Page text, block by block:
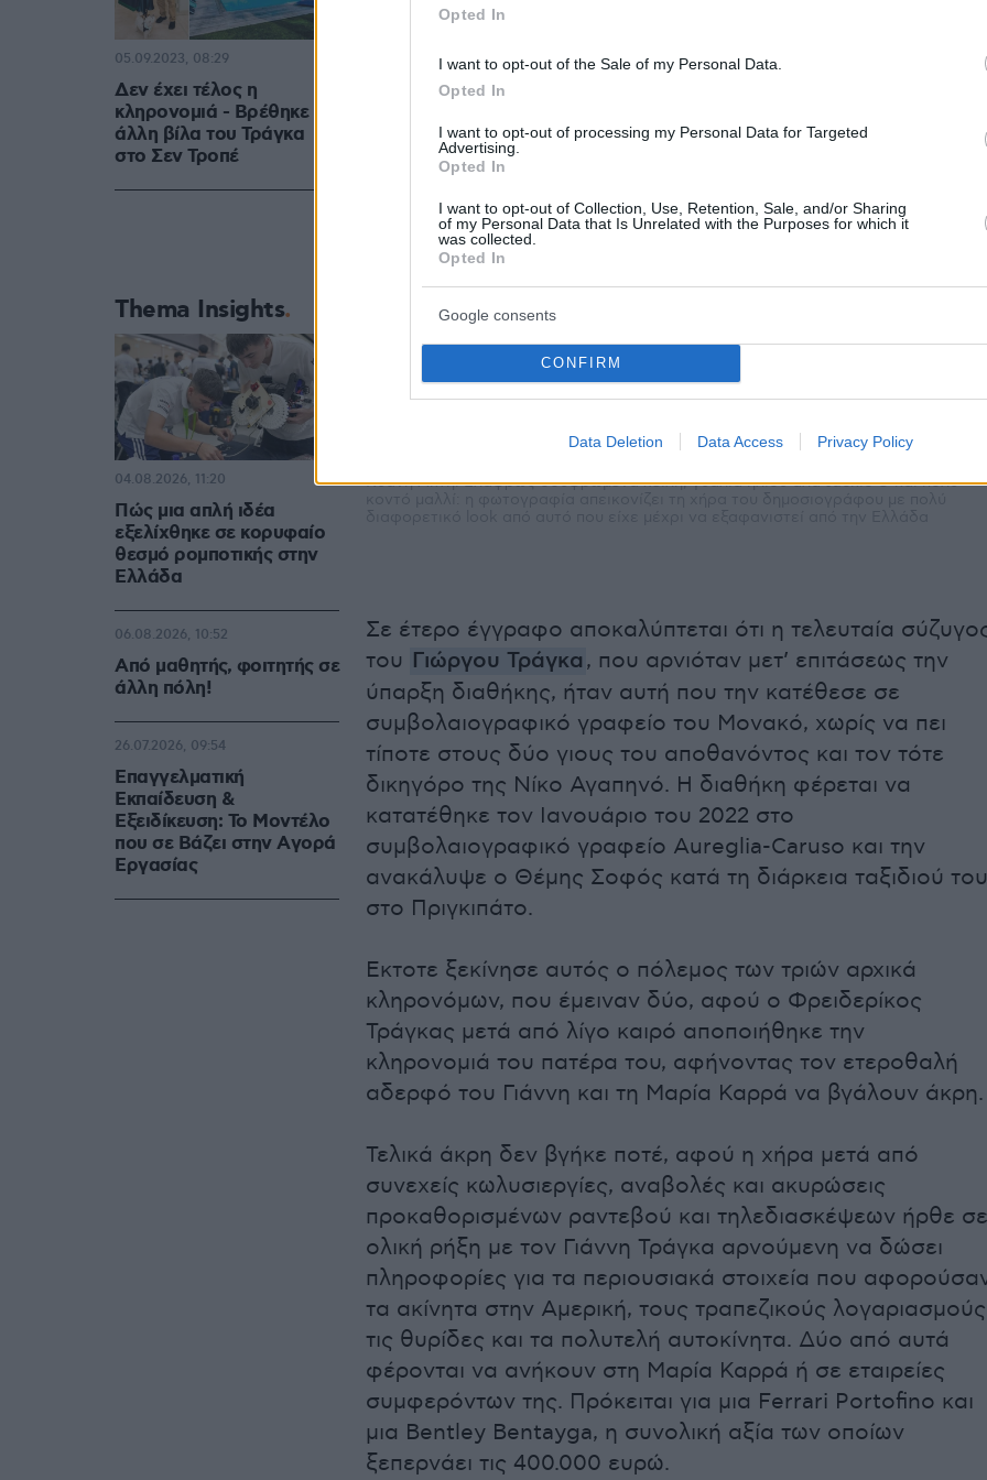
Opted In
I want to opt-out of the Sale of my Personal Data.
Opted In
I want to opt-out of processing my Personal Data for Targeted
Advertising.
Opted In
I want to opt-out of Collection, Use, Retention, Sale, and/or Sharing
of my Personal Data that Is Unrelated with the Purposes for which it
was collected.
Opted In
Google consents
CONFIRM
Data Deletion Data Access Privacy Policy
Κυανή Ακτή. Ελαφρώς σουφρωμένα χείλη, γυαλιά ηλίου αλά Jackie O και πολύ
Σε έτερο έγγραφο αποκαλύπτεται ότι η τελευταία
του Γιώργου Τράγκα , που αρνιόταν μετ’ επιτάσεως την
ύπαρξη διαθήκης, ήταν αυτή που την κατέθεσε σε
συμβολαιογραφικό γραφείο του Μονακό, χωρίς να πει
τίποτε στους δύο γιους του αποθανόντος και τον τότε
δικηγόρο της Νίκο Αγαπηνό. Η διαθήκη φέρεται να
κατατέθηκε τον Ιανουάριο του 2022 στο
συμβολαιογραφικό γραφείο Aureglia-Caruso και την
ανακάλυψε ο Θέμης Σοφός κατά τη διάρκεια ταξιδιού του
στο Πριγκιπάτο.
Εκτοτε ξεκίνησε αυτός ο πόλεμος των τριών αρχικά
κληρονόμων, που έμειναν δύο, αφού ο Φρειδερίκος
Τράγκας μετά από λίγο καιρό αποποιήθηκε την
κληρονομιά του πατέρα του, αφήνοντας τον ετεροθαλή
αδερφό του Γιάννη και τη Μαρία Καρρά να βγάλουν άκρη.
Τελικά άκρη δεν βγήκε ποτέ, αφού η χήρα μετά από
συνεχείς κωλυσιεργίες, αναβολές και ακυρώσεις
προκαθορισμένων ραντεβού και τηλεδιασκέψεων ήρθε σε
ολική ρήξη με τον Γιάννη Τράγκα αρνούμενη να δώσει
πληροφορίες για τα περιουσιακά στοιχεία που
τα ακίνητα στην Αμερική, τους τραπεζικούς
τις θυρίδες και τα πολυτελή αυτοκίνητα. Δύο από αυτά
φέρονται να ανήκουν στη Μαρία Καρρά ή σε εταιρείες
συμφερόντων της. Πρόκειται για μια Ferrari Portofino και
μια Bentley Bentayga, η συνολική αξία των οποίων
ξεπερνάει τις 400.000 ευρώ.
Δεν έχει τέλος η
κληρονομιά - Bρέθηκε κι
άλλη βίλα του Τράγκα
στο Σεν Τροπέ
05.09.2023, 08:29
Thema Insights
Πώς μια απλή ιδέα
εξελίχθηκε σε κορυφαίο
θεσμό ρομποτικής στην
Ελλάδα
04.08.2026, 11:20
Από μαθητής, φοιτητής σε
άλλη πόλη!
06.08.2026, 10:52
Επαγγελματική
Εκπαίδευση &
Εξειδίκευση: Το Mοντέλο
που σε Bάζει στην Aγορά
Eργασίας
26.07.2026, 09:54